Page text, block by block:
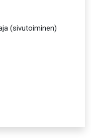
(sivutoiminen)